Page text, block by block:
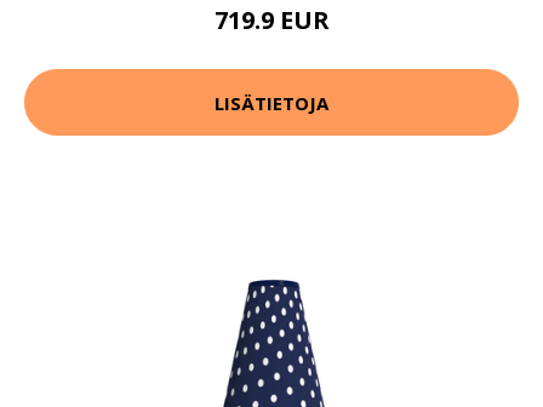
719.9 EUR
LISÄTIETOJA